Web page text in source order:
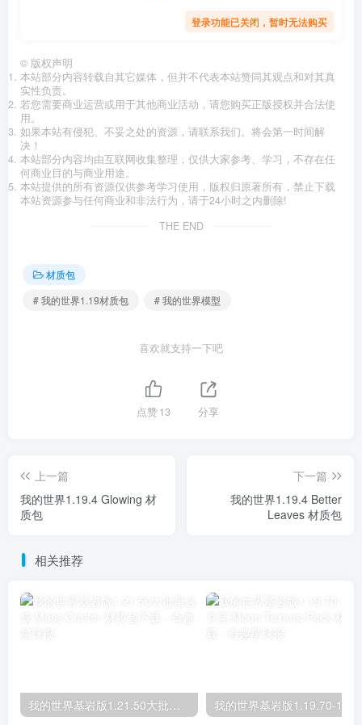
登录功能已关闭，暂时无法购买
© 版权声明
本站部分内容转载自其它媒体，但并不代表本站赞同其观点和对其真
实性负责。
若您需要商业运营或用于其他商业活动，请您购买正版授权并合法使
用。
如果本站有侵犯、不妥之处的资源，请联系我们。将会第一时间解
决！
本站部分内容均由互联网收集整理，仅供大家参考、学习，不存在任
何商业目的与商业用途。
本站提供的所有资源仅供参考学习使用，版权归原著所有，禁止下载
本站资源参与任何商业和非法行为，请于24小时之内删除!
THE END
材质包
# 我的世界1.19材质包
# 我的世界模型
喜欢就支持一下吧
点赞13 分享
上一篇
我的世界1.19.4 Glowing 材
质包
下一篇
我的世界1.19.4 Better
Leaves 材质包
相关推荐
我的世界基岩版1.21.50大批量合成 Mass Crafter 材质包下载